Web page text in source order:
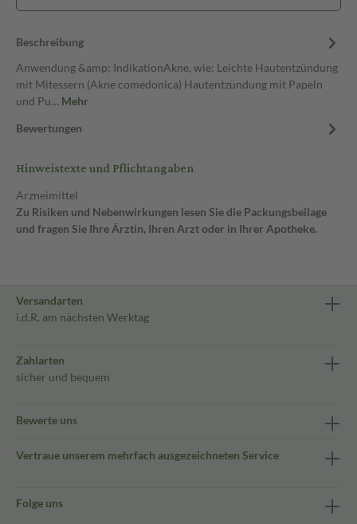
Beschreibung
Anwendung &amp; IndikationAkne, wie: Leichte Hautentzündung
mit Mitessern (Akne comedonica) Hautentzündung mit Papeln
und Pu… Mehr
Bewertungen
Hinweistexte und Pflichtangaben
Arzneimittel
Zu Risiken und Nebenwirkungen lesen Sie die Packungsbeilage
und fragen Sie Ihre Ärztin, Ihren Arzt oder in Ihrer Apotheke.
Versandarten
i.d.R. am nächsten Werktag
Zahlarten
sicher und bequem
Bewerte uns
Vertraue unserem mehrfach ausgezeichneten Service
Folge uns